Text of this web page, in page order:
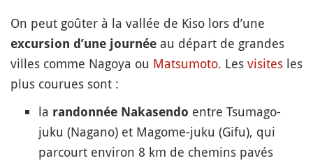
On peut goûter à la vallée de Kiso lors d’une
excursion d’une journée au départ de grandes
villes comme Nagoya ou Matsumoto. Les visites les
plus courues sont :
la randonnée Nakasendo entre Tsumago-
juku (Nagano) et Magome-juku (Gifu), qui
parcourt environ 8 km de chemins pavés